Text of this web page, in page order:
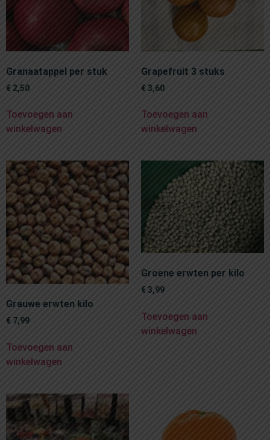
Granaatappel per stuk
€ 2,50
Toevoegen aan
winkelwagen
Grapefruit 3 stuks
€ 3,60
Toevoegen aan
winkelwagen
Grauwe erwten kilo
€ 7,99
Toevoegen aan
winkelwagen
Groene erwten per kilo
€ 3,99
Toevoegen aan
winkelwagen